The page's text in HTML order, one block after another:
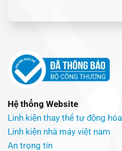
Hệ thống Website
Linh kiện thay thế tự động hóa
Linh kiện nhà máy việt nam
An trọng tín